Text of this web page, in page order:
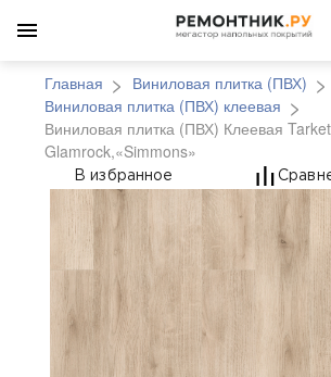
Главная
Виниловая плитка (ПВХ)
Виниловая плитка (ПВХ) клеевая
Виниловая плитка (ПВХ) Клеевая
Glamrock,«Simmons»
Виниловая
В избранное